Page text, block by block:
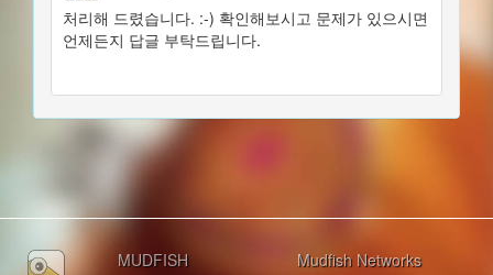
처리해 드렸습니다. :-) 확인해보시고 문제가 있으시면
언제든지 답글 부탁드립니다.
MUDFISH Mudfish Networks